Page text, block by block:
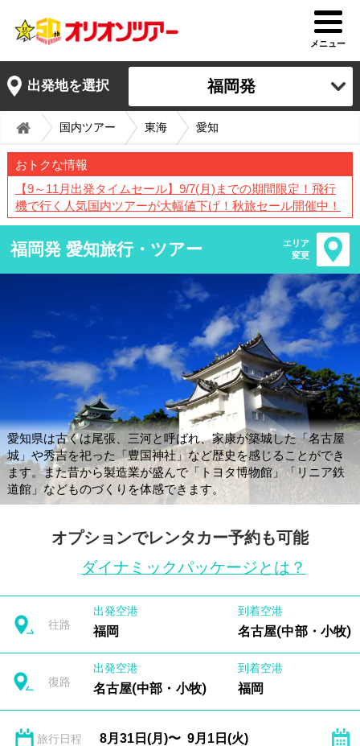
メニュー
出発地を選択 福岡発
国内ツアー 東海 愛知
おトクな情報
【9～11月出発タイムセール】9/7(月)までの期間限定！飛行
機で行く人気国内ツアーが大幅値下げ！秋旅セール開催中！
福岡発 愛知旅行・ツアー
エリア
変更
愛知県は古くは尾張、三河と呼ばれ、家康が築城した「名古屋
城」や秀吉を祀った「豊国神社」など歴史を感じることができ
ます。また昔から製造業が盛んで「トヨタ博物館」「リニア鉄
道館」などものづくりを体感できます。
オプションでレンタカー予約も可能
ダイナミックパッケージとは？
往路
出発空港
福岡
到着空港
名古屋(中部・小牧)
復路
出発空港
名古屋(中部・小牧)
到着空港
福岡
旅行日程